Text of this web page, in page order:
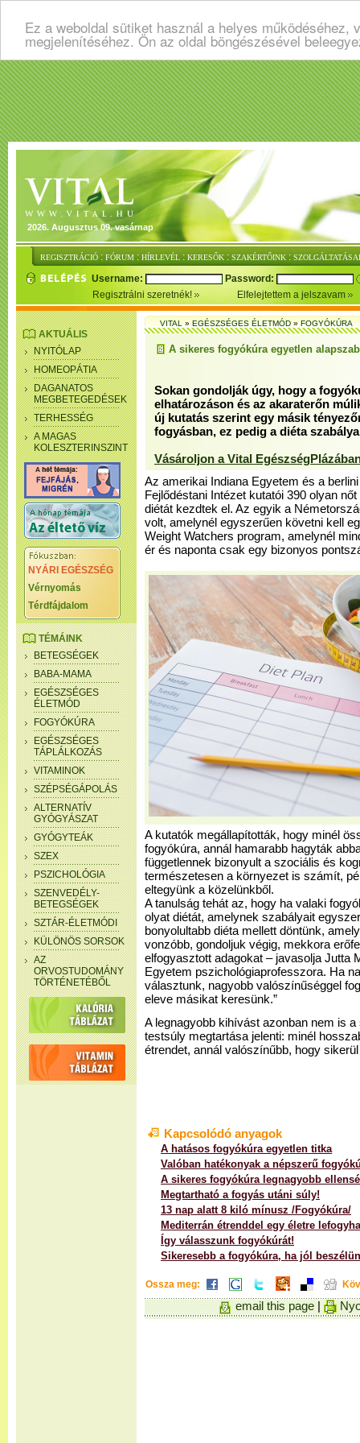
Ez a weboldal sütiket használ a helyes
megjelenítéséhez. Ön az oldal böngészésével
2026. Augusztus 09. vasárnap
REGISZTRÁCIÓ : FÓRUM : HÍRLEVÉL : KERESŐK : SZAKÉRTŐINK :
Username:
Password:
Regisztrálni szeretnék!
Elfelejtettem a jelszavam
AKTUÁLIS
NYITÓLAP
HOMEOPÁTIA
DAGANATOS
MEGBETEGEDÉSEK
TERHESSÉG
A MAGAS
KOLESZTERINSZINT
NYÁRI EGÉSZSÉG
Vérnyomás
Térdfájdalom
TÉMÁINK
BETEGSÉGEK
BABA-MAMA
EGÉSZSÉGES
ÉLETMÓD
FOGYÓKÚRA
EGÉSZSÉGES
TÁPLÁLKOZÁS
VITAMINOK
SZÉPSÉGÁPOLÁS
ALTERNATÍV
GYÓGYÁSZAT
GYÓGYTEÁK
SZEX
PSZICHOLÓGIA
SZENVEDÉLY-
BETEGSÉGEK
SZTÁR-ÉLETMÓDI
KÜLÖNÖS SORSOK
AZ
ORVOSTUDOMÁNY
TÖRTÉNETÉBŐL
VITAL»EGÉSZSÉGES ÉLETMÓD»FOGYÓKÚRA
A sikeres fogyókúra egyetlen
Sokan gondolják úgy, hogy a
elhatározáson és az akaraterőn
új kutatás szerint egy másik
fogyásban, ez pedig a diéta
Vásároljon a Vital
Az amerikai Indiana Egyetem és a
Fejlődéstani Intézet kutatói 390 olyan
diétát kezdtek el. Az egyik a
volt, amelynél egyszerűen követni kell
Weight Watchers program, amelynél
ér és naponta csak egy bizonyos
A kutatók megállapították, hogy minél
fogyókúra, annál hamarabb hagyták
függetlennek bizonyult a szociális és
természetesen a környezet is számít,
eltegyünk a közelünkből.
A tanulság tehát az, hogy ha valaki
olyat diétát, amelynek szabályait
bonyolultabb diéta mellett döntünk,
vonzóbb, gondoljuk végig, mekkora
elfogyasztott adagokat – javasolja Jutta
Egyetem pszichológiaprofesszora. Ha
választunk, nagyobb valószínűséggel
eleve másikat keresünk.”
A legnagyobb kihívást azonban nem is
testsúly megtartása jelenti: minél
étrendet, annál valószínűbb, hogy
Kapcsolódó anyagok
A hatásos fogyókúra egyetlen titka
Valóban hatékonyak a népszerű
A sikeres fogyókúra legnagyobb
Megtartható a fogyás utáni súly!
13 nap alatt 8 kiló mínusz /Fogyókúra/
Mediterrán étrenddel egy életre
Így válasszunk fogyókúrát!
Sikeresebb a fogyókúra, ha jól
Ossza meg:
email this page